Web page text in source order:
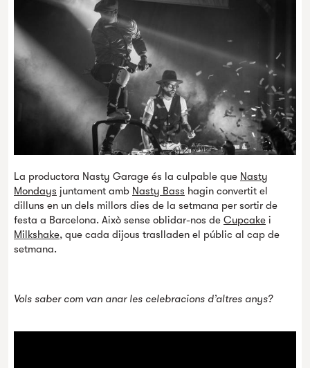
La productora Nasty Garage és la culpable que Nasty
Mondays juntament amb Nasty Bass hagin convertit el
dilluns en un dels millors dies de la setmana per sortir de
festa a Barcelona. Això sense oblidar-nos de Cupcake i
Milkshake, que cada dijous traslladen el públic al cap de
setmana.
Vols saber com van anar les celebracions d’altres anys?